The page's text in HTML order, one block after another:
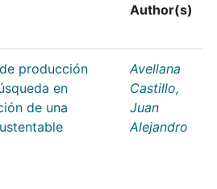
Author(s)
producción
en
de una
Avellana
Castillo,
Juan
Alejandro